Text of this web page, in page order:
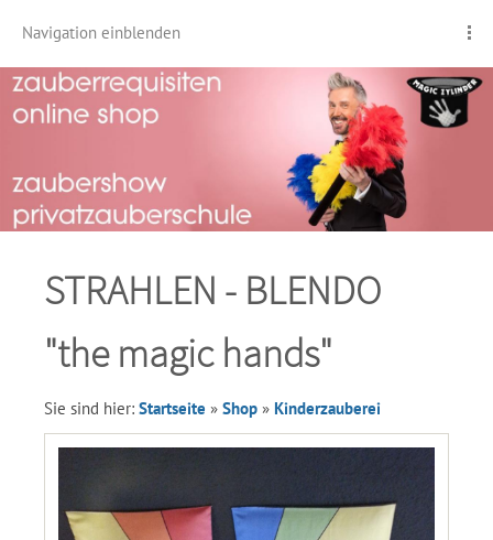
Navigation einblenden
STRAHLEN - BLENDO
"the magic hands"
Sie sind hier: Startseite » Shop » Kinderzauberei